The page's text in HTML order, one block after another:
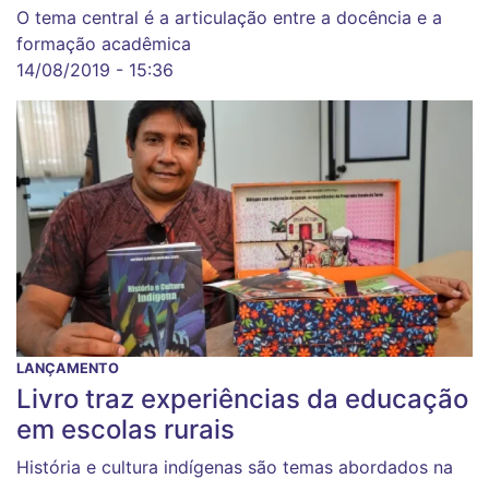
O tema central é a articulação entre a docência e a
formação acadêmica
14/08/2019 - 15:36
LANÇAMENTO
Livro traz experiências da educação
em escolas rurais
História e cultura indígenas são temas abordados na